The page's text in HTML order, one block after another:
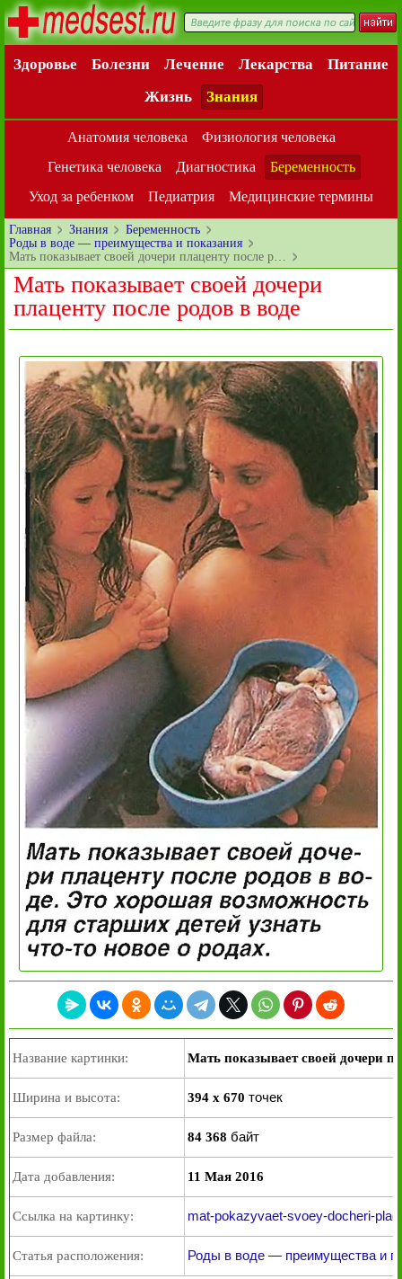
Здоровье Болезни Лечение Лекарства
Питание
Жизнь
Знания
Анатомия человека
Физиология человека
Генетика человека
Диагностика
Беременность
Уход за ребенком
Педиатрия Медицинские термины
Главная Знания
Беременность
Роды в воде — преимущества и показания
Мать показывает своей дочери плаценту после р…
Мать показывает своей дочери
плаценту после родов в воде
Название картинки: Мать показывает своей дочери
Ширина и высота: 394 x 670 точек
Размер файла: 84 368 байт
Дата добавления: 11 Мая 2016
Ссылка на картинку: mat-pokazyvaet-svoey-docheri-
Статья расположения: Роды в воде — преимущества и